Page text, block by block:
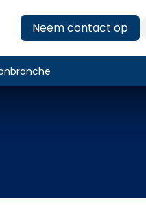
Over ons Afspraak
Neem contact op